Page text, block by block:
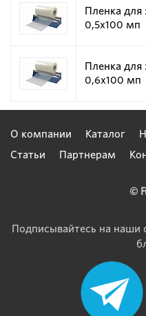
Пленка для
0,5х100 мп
Пленка для
0,6х100 мп
О компании Каталог
Статьи
Партнерам
©
Подписывайтесь на наши